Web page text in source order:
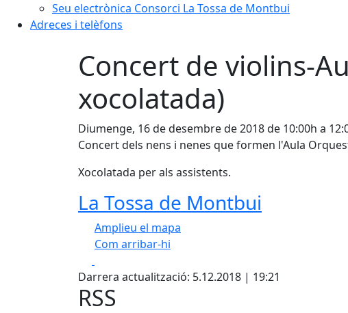
Seu electrònica Consorci La Tossa de Montbui
Adreces i telèfons
Concert de violins-
xocolatada)
Diumenge, 16 de desembre de 2018 de 10:00h a
Concert dels nens i nenes que formen l'Aula
Xocolatada per als assistents.
La Tossa de Montbui
Amplieu el mapa
Com arribar-hi
+
−
Darrera actualització: 5.12.2018 | 19:21
RSS